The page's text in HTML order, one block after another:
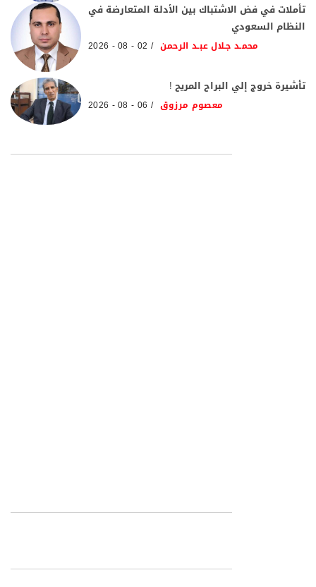
تأملات في فض الاشتباك بين الأدلة المتعارضة في
النظام السعودي
محمـد جـلال عبـد الرحمن 02 - 08 - 2026
تأشيرة خروج إلي البراح المريح !
معصوم مرزوق 06 - 08 - 2026